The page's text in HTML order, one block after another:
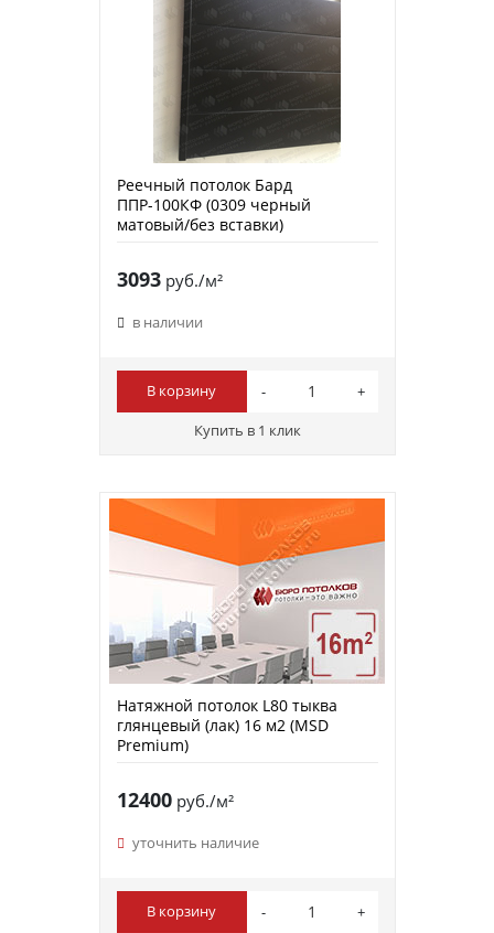
Реечный потолок Бард
ППР-100КФ (0309 черный
матовый/без вставки)
3093руб./м²
в наличии
В корзину
Купить в 1 клик
Натяжной потолок L80 тыква
глянцевый (лак) 16 м2 (MSD
Premium)
12400руб./м²
уточнить наличие
В корзину